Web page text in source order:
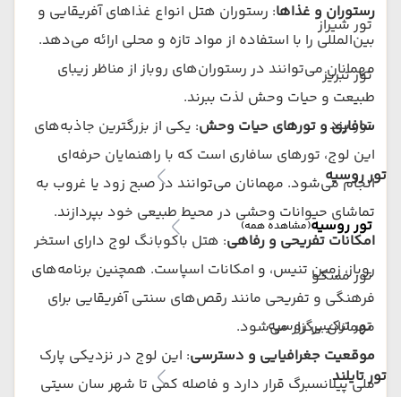
تور شیراز
تور تبریز
تور یزد
تور روسیه
تور روسیه(مشاهده همه)
تور مسکو
تور ترکیبی روسیه
تور تایلند
رستوران و غذاها: رستوران هتل انواع غذاهای آفریقایی و
بین‌المللی را با استفاده از مواد تازه و محلی ارائه می‌دهد.
مهمانان می‌توانند در رستوران‌های روباز از مناظر زیبای
طبیعت و حیات وحش لذت ببرند.
سافاری و تورهای حیات وحش: یکی از بزرگترین جاذبه‌های
این لوج، تورهای سافاری است که با راهنمایان حرفه‌ای
انجام می‌شود. مهمانان می‌توانند در صبح زود یا غروب به
تماشای حیوانات وحشی در محیط طبیعی خود بپردازند.
امکانات تفریحی و رفاهی: هتل باکوبانگ لوج دارای استخر
روباز، زمین تنیس، و امکانات اسپاست. همچنین برنامه‌های
فرهنگی و تفریحی مانند رقص‌های سنتی آفریقایی برای
مهمانان برگزار می‌شود.
موقعیت جغرافیایی و دسترسی: این لوج در نزدیکی پارک
ملی پیلانسبرگ قرار دارد و فاصله کمی تا شهر سان سیتی